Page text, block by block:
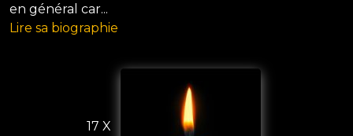
en général car...
Lire sa biographie
17 X